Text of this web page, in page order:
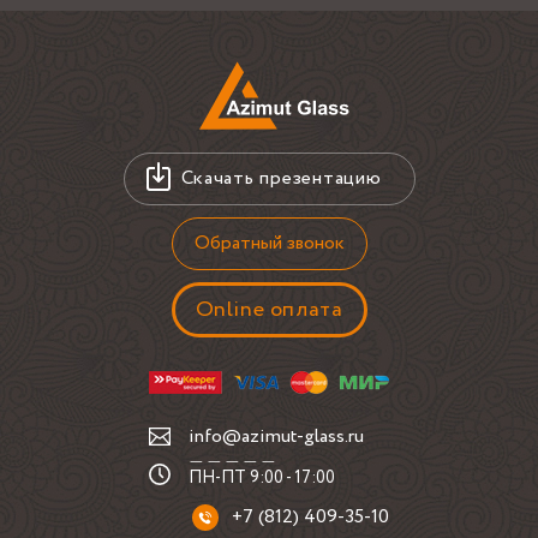
вантах, а не более массивный навес?
Такой формат часто выбирают, когда нужно защитить
вход, но не перегрузить фасад металлокаркасом. Ванты
работают не только как крепление, но и как визуально
геометрию козырька и помогают сохранить открытый вид
входной зоны. Для объектов в Сосновом Бору и в целом
для наружного монтажа это решение требует
внимательного подхода к основанию стены, потому что
нагрузка передается в конкретные точки. Имеет значение
материал фасада, состояние отделки, наличие утепления,
глубина крепления и расположение дверного проема. Если
красивое по замыслу изделие, но сложное в установке или
вантах часто выбирают там, где хочется сохранить
естественный свет в тамбуре или у входной двери:
сплошной металлический навес в таких местах нередко
делает зону тяжелее и темнее.
Скачать презентацию
Обратный звонок
Online оплата
info@azimut-glass.ru
ПН-ПТ 9:00 - 17:00
+7 (812) 409-35-10